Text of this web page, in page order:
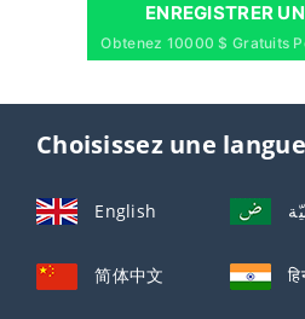
ENREGISTRER
Obtenez 10000 $ Gratuits
Choisissez une langue
English
简体中文